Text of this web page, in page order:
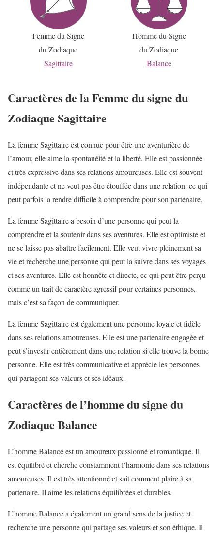
Femme du Signe
du Zodiaque
Sagittaire
Homme du Signe
du Zodiaque
Balance
Caractères de la Femme du signe du
Zodiaque Sagittaire
La femme Sagittaire est connue pour être une aventurière de
l’amour, elle aime la spontanéité et la liberté. Elle est passionnée
et très expressive dans ses relations amoureuses. Elle est souvent
indépendante et ne veut pas être étouffée dans une relation, ce qui
peut parfois la rendre difficile à comprendre pour son partenaire.
La femme Sagittaire a besoin d’une personne qui peut la
comprendre et la soutenir dans ses aventures. Elle est optimiste et
ne se laisse pas abattre facilement. Elle veut vivre pleinement sa
vie et recherche une personne qui peut la suivre dans ses voyages
et ses aventures. Elle est honnête et directe, ce qui peut être perçu
comme un trait de caractère agressif pour certaines personnes,
mais c’est sa façon de communiquer.
La femme Sagittaire est également une personne loyale et fidèle
dans ses relations amoureuses. Elle est une partenaire engagée et
peut s’investir entièrement dans une relation si elle trouve la bonne
personne. Elle est très communicative et apprécie les personnes
qui partagent ses valeurs et ses idéaux.
Caractères de l’homme du signe du
Zodiaque Balance
L’homme Balance est un amoureux passionné et romantique. Il
est équilibré et cherche constamment l’harmonie dans ses relations
amoureuses. Il est très attentionné et sait comment plaire à sa
partenaire. Il aime les relations équilibrées et durables.
L’homme Balance a également un grand sens de la justice et
recherche une personne qui partage ses valeurs et son éthique. Il